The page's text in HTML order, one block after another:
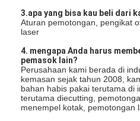
3.apa yang bisa kau beli dari
Aturan pemotongan, pengikat
laser
4. mengapa Anda harus
pemasok lain?
Perusahaan kami berada di
kemasan sejak tahun 2008,
bahan habis pakai terutama di
terutama diecutting,
menempel kotak, pemotongan